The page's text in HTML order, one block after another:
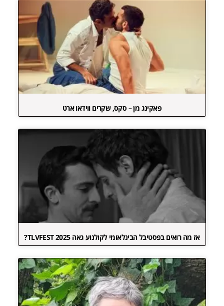
פאקינג מן – סקס, שקרים ווידאו ארט
אז מה רואים בפסטיבל הבינלאומי לקולנוע גאה TLVFEST 2025?